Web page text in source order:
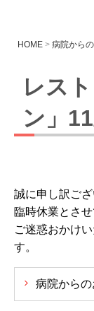
HOME> 病院から
レス
ン」
誠に申し訳ご
臨時休業とさせ
ご迷惑おかけ
す。
病院から